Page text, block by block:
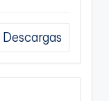
Descargas